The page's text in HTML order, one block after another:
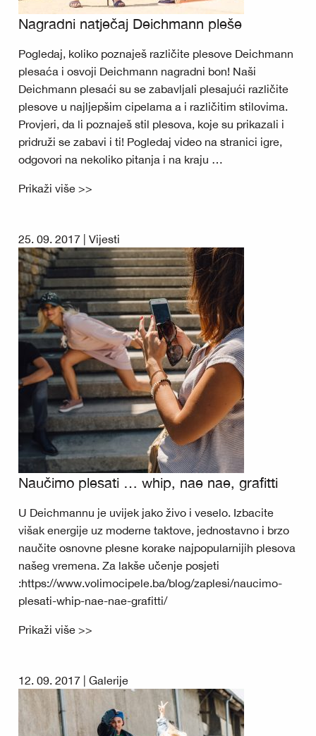
Nagradni natječaj Deichmann pleše
Pogledaj, koliko poznaješ različite plesove Deichmann
plesaća i osvoji Deichmann nagradni bon! Naši
Deichmann plesaći su se zabavljali plesajući različite
plesove u najljepšim cipelama a i različitim stilovima.
Provjeri, da li poznaješ stil plesova, koje su prikazali i
pridruži se zabavi i ti! Pogledaj video na stranici igre,
odgovori na nekoliko pitanja i na kraju …
Prikaži više >>
25. 09. 2017 | Vijesti
Naučimo plesati … whip, nae nae, grafitti
U Deichmannu je uvijek jako živo i veselo. Izbacite
višak energije uz moderne taktove, jednostavno i brzo
naučite osnovne plesne korake najpopularnijih plesova
našeg vremena. Za lakše učenje posjeti
:https://www.volimocipele.ba/blog/zaplesi/naucimo-
plesati-whip-nae-nae-grafitti/
Prikaži više >>
12. 09. 2017 | Galerije